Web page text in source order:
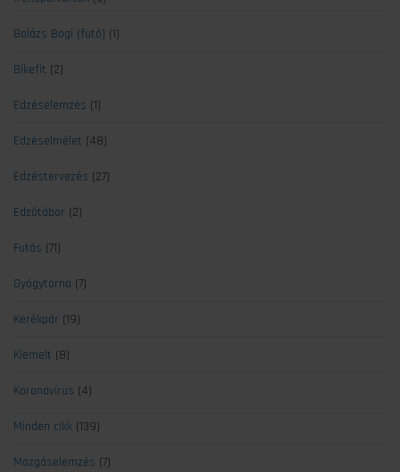
Balázs Bogi (futó) (1)
Bikefit (2)
Edzéselemzés (1)
Edzéselmélet (48)
Edzéstervezés (27)
Edzőtábor (2)
Futás (71)
Gyógytorna (7)
Kerékpár (19)
Kiemelt (8)
Koronavírus (4)
Minden cikk (139)
Mozgáselemzés (7)